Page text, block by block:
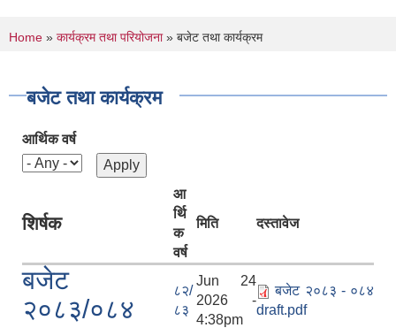
You are here
Home » कार्यक्रम तथा परियोजना» बजेट तथा कार्यक्रम
बजेट तथा कार्यक्रम
आर्थिक वर्ष
शिर्षक
आ
र्थि
क
वर्ष
मिति दस्तावेज
बजेट
२०८३/०८४
८२/
८३
Jun 24
2026 -
4:38pm
बजेट २०८३ - ०८४
draft.pdf